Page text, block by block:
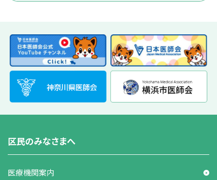
区民のみなさまへ
医療機関案内